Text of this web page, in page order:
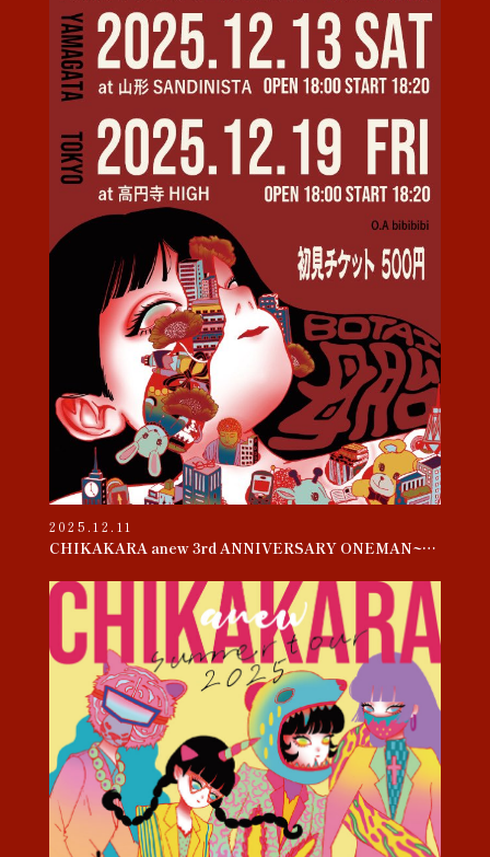
2025.12.11
CHIKAKARA anew 3rd ANNIVERSARY ONEMAN~母胎~